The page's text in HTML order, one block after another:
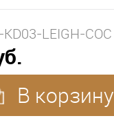
KD03-LEIGH-COC
В корзину